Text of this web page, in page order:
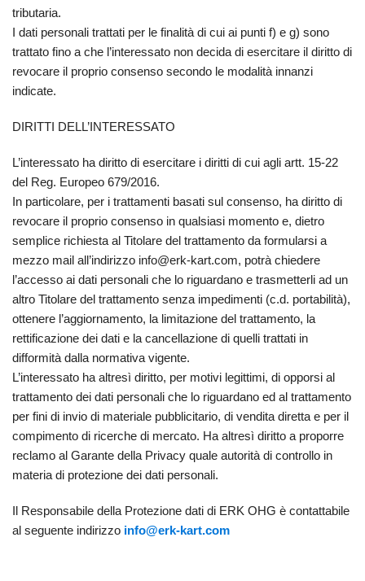
tributaria.
I dati personali trattati per le finalità di cui ai punti f) e g) sono
trattato fino a che l’interessato non decida di esercitare il diritto di
revocare il proprio consenso secondo le modalità innanzi
indicate.
DIRITTI DELL’INTERESSATO
L’interessato ha diritto di esercitare i diritti di cui agli artt. 15-22
del Reg. Europeo 679/2016.
In particolare, per i trattamenti basati sul consenso, ha diritto di
revocare il proprio consenso in qualsiasi momento e, dietro
semplice richiesta al Titolare del trattamento da formularsi a
mezzo mail all’indirizzo info@erk-kart.com, potrà chiedere
l’accesso ai dati personali che lo riguardano e trasmetterli ad un
altro Titolare del trattamento senza impedimenti (c.d. portabilità),
ottenere l’aggiornamento, la limitazione del trattamento, la
rettificazione dei dati e la cancellazione di quelli trattati in
difformità dalla normativa vigente.
L’interessato ha altresì diritto, per motivi legittimi, di opporsi al
trattamento dei dati personali che lo riguardano ed al trattamento
per fini di invio di materiale pubblicitario, di vendita diretta e per il
compimento di ricerche di mercato. Ha altresì diritto a proporre
reclamo al Garante della Privacy quale autorità di controllo in
materia di protezione dei dati personali.
Il Responsabile della Protezione dati di ERK OHG è contattabile
al seguente indirizzo info@erk-kart.com